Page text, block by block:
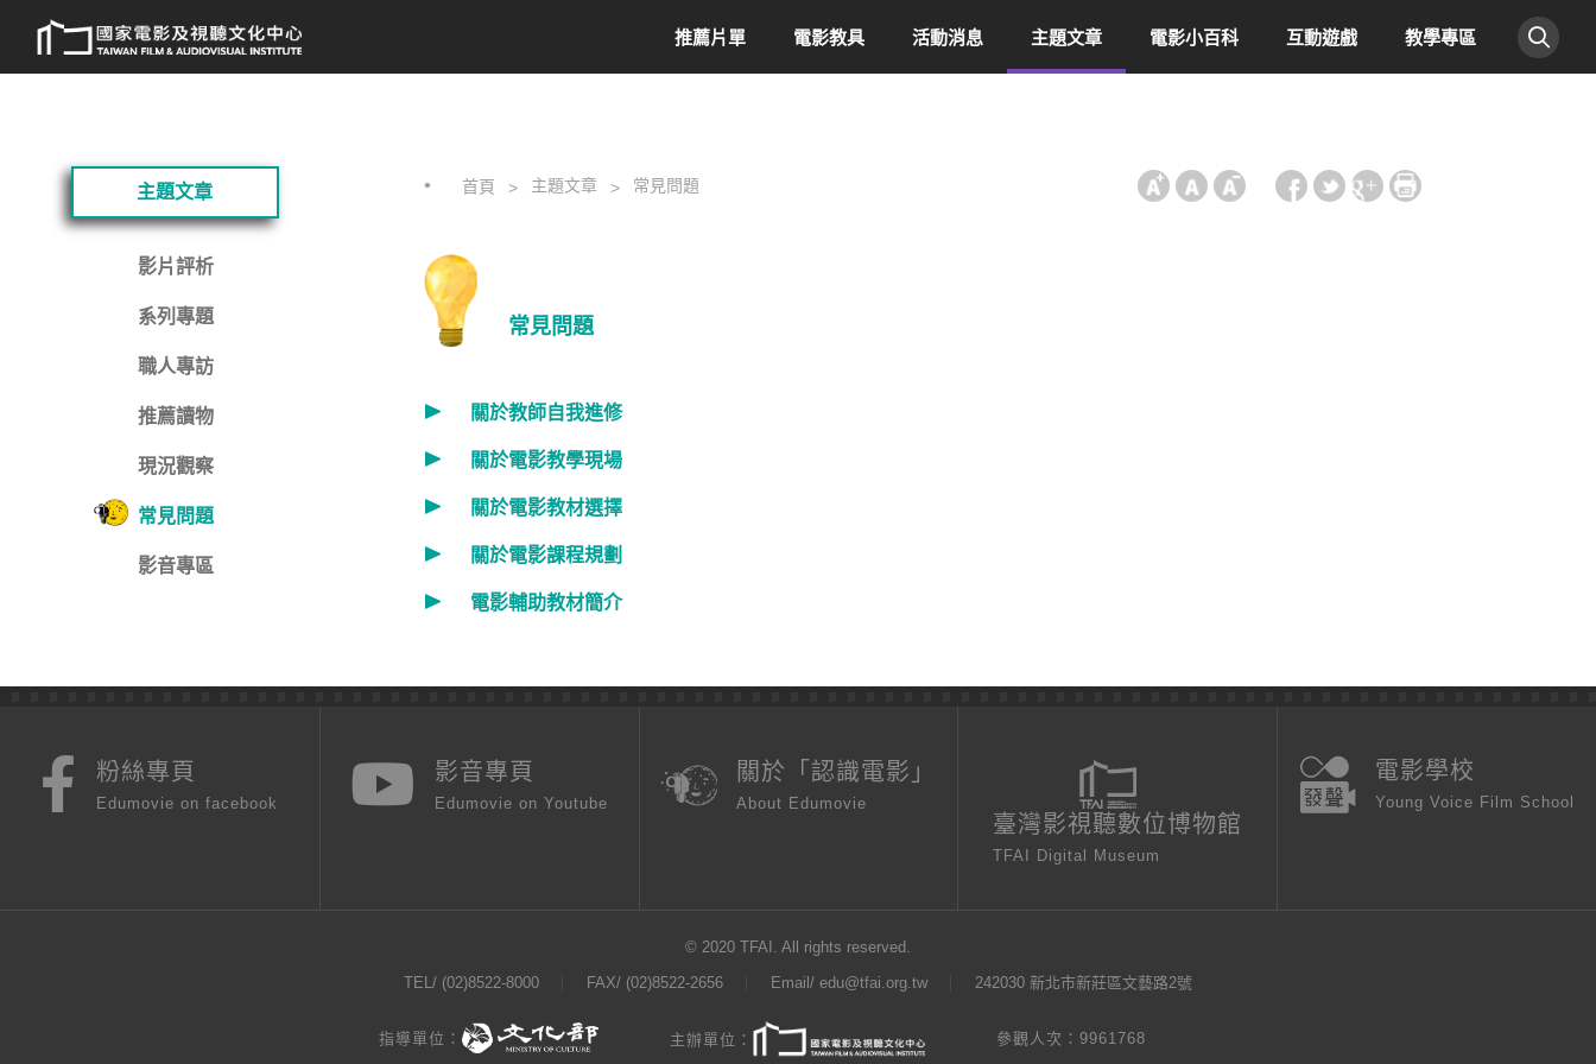
推薦片單 電影教具 活動消息 主題文章 電影小百科 互動遊戲 教學專區
主題文章
影片評析
系列專題
職人專訪
推薦讀物
現況觀察
常見問題
影音專區
首頁 主題文章 常見問題
常見問題
關於教師自我進修
關於電影教學現場
關於電影教材選擇
關於電影課程規劃
電影輔助教材簡介
粉絲專頁
Edumovie on facebook
影音專頁
Edumovie on Youtube
關於「認識電影」
About Edumovie
臺灣影視聽數位博物館
TFAI Digital Museum
電影學校
Young Voice Film School
© 2020 TFAI. All rights reserved.
TEL/ (02)8522-8000 FAX/ (02)8522-2656 Email/ edu@tfai.org.tw 242030 新北市新莊區文藝路2號
指導單位： 主辦單位： 參觀人次：9961768